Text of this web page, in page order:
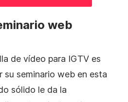
web
de vídeo para IGTV es
su seminario web en esta
sólido le da la